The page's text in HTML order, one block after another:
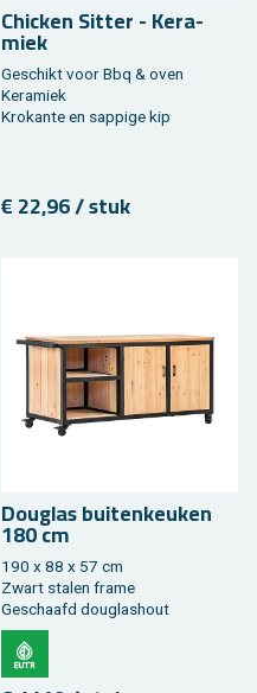
Chic­ken Sit­ter - Ke­ra­
miek
Ge­schikt voor Bbq & oven
Ke­ra­miek
Kro­kan­te en sap­pi­ge kip
€ 22,96 / stuk
Dou­g­las bui­ten­keu­ken
180 cm
190 x 88 x 57 cm
Zwart sta­len frame
Ge­schaafd dou­g­las­hout